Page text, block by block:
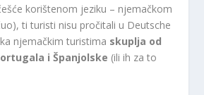
korištenom jeziku – njemačkom
ti turisti nisu pročitali u Deutsche
njemačkim turistima skuplja od
i Španjolske (ili ih za to